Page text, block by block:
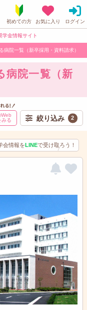
学金情報サイト
病院一覧（新卒採用・資料請求）
病院一覧（新
Web
みる
絞り込み 2
会情報をLINEで受け取ろう！